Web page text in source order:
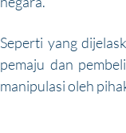
Seperti yang
pemaju dan
manipulasi oleh